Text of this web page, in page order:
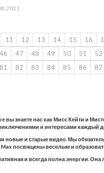
11 12 13 14 15 16
46 47 48 49 50 51 52
81 82 83 84 85 86 87
вы знаете нас как Мисс Кейти и
и интересами каждый
новые и старые видео. Мы
посвящены веселым и
и всегда полна энергии.